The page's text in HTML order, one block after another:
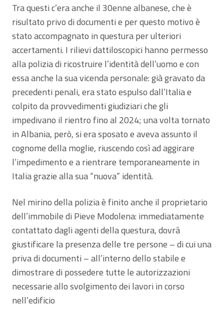
Tra questi c’era anche il 30enne albanese, che è
risultato privo di documenti e per questo motivo è
stato accompagnato in questura per ulteriori
accertamenti. I rilievi dattiloscopici hanno permesso
alla polizia di ricostruire l’identità dell’uomo e con
essa anche la sua vicenda personale: già gravato da
precedenti penali, era stato espulso dall’Italia e
colpito da provvedimenti giudiziari che gli
impedivano il rientro fino al 2024; una volta tornato
in Albania, però, si era sposato e aveva assunto il
cognome della moglie, riuscendo così ad aggirare
l’impedimento e a rientrare temporaneamente in
Italia grazie alla sua “nuova” identità.
Nel mirino della polizia è finito anche il proprietario
dell’immobile di Pieve Modolena: immediatamente
contattato dagli agenti della questura, dovrà
giustificare la presenza delle tre persone – di cui una
priva di documenti – all’interno dello stabile e
dimostrare di possedere tutte le autorizzazioni
necessarie allo svolgimento dei lavori in corso
nell’edificio